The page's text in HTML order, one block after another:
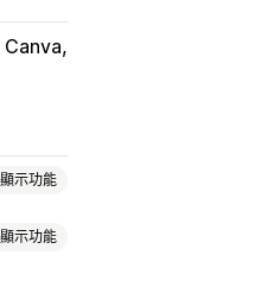
Canva
顯示功能
顯示功能